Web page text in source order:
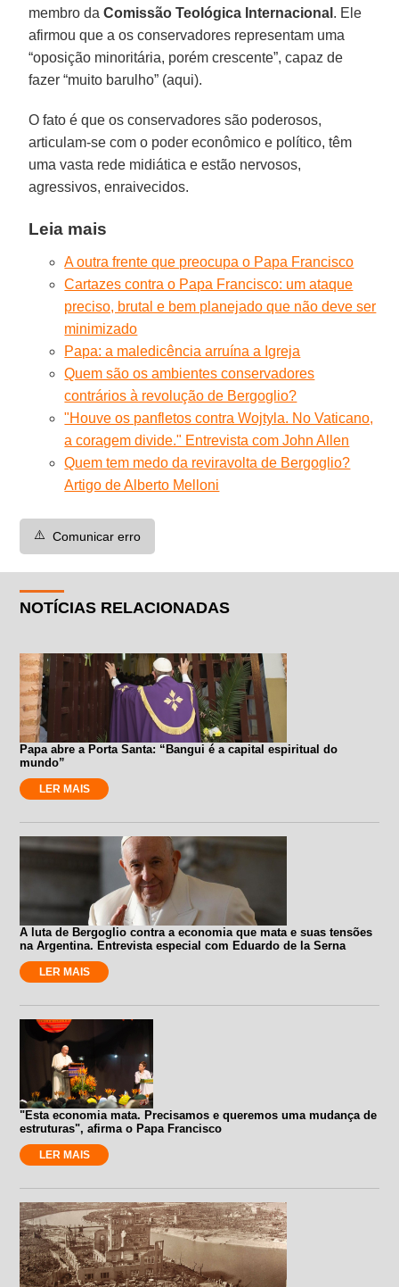
membro daComissão Teológica Internacional . Ele
afirmou que a os conservadores representam uma
“oposição minoritária, porém crescente”, capaz de
fazer “muito barulho” (aqui).
O fato é que os conservadores são poderosos,
articulam-se com o poder econômico e político, têm
uma vasta rede midiática e estão nervosos,
agressivos, enraivecidos.
Leia mais
A outra frente que preocupa o Papa Francisco
Cartazes contra o Papa Francisco: um ataque
preciso, brutal e bem planejado que não deve ser
minimizado
Papa: a maledicência arruína a Igreja
Quem são os ambientes conservadores
contrários à revolução de Bergoglio?
"Houve os panfletos contra Wojtyla. No Vaticano,
a coragem divide." Entrevista com John Allen
Quem tem medo da reviravolta de Bergoglio?
Artigo de Alberto Melloni
⚠️ Comunicar erro
NOTÍCIAS RELACIONADAS
Papa abre a Porta Santa: “Bangui é a capital espiritual do
mundo”
LER MAIS
A luta de Bergoglio contra a economia que mata e suas tensões
na Argentina. Entrevista especial com Eduardo de la Serna
LER MAIS
"Esta economia mata. Precisamos e queremos uma mudança de
estruturas", afirma o Papa Francisco
LER MAIS